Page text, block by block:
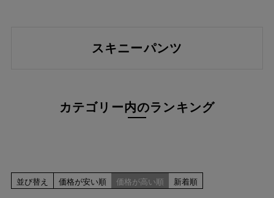
スキニーパンツ
カテゴリー内のランキング
並び替え 価格が安い順 価格が高い順 新着順
グリーン系
在庫なし商品を表示しない